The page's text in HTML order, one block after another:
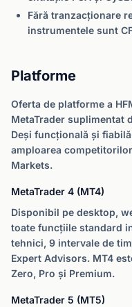
Fără tranzacționare
instrumentele sunt
Platforme
Oferta de platforme a
MetaTrader suplimentat
Deși funcțională și
amploarea
Markets.
MetaTrader 4 (MT4)
Disponibil pe desktop,
toate funcțiile standard
tehnici, 9 intervale de
Expert Advisors. MT4
Zero, Pro și Premium.
MetaTrader 5 (MT5)